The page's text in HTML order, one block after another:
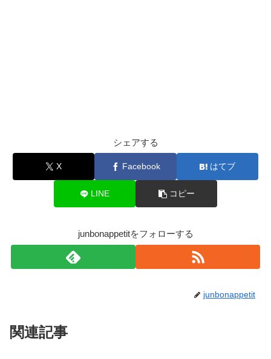
シェアする
X Facebook はてブ
LINE コピー
junbonappetitをフォローする
junbonappetit
関連記事